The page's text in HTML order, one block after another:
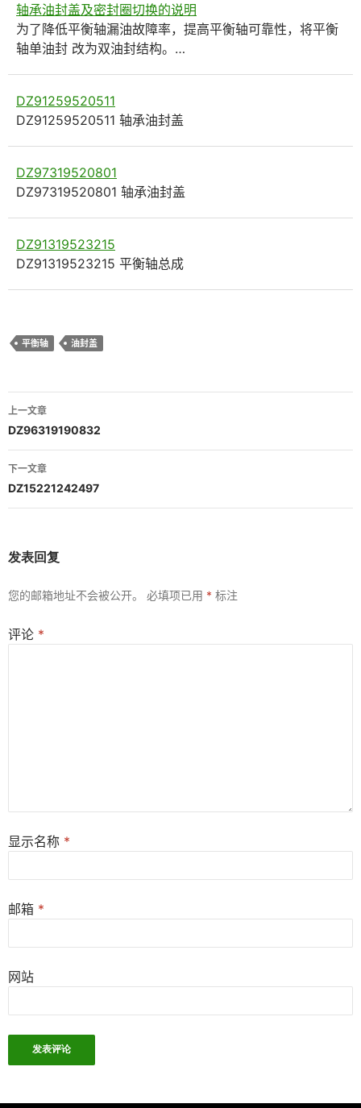
轴承油封盖及密封圈切换的说明
为了降低平衡轴漏油故障率，提高平衡轴可靠性，将平衡
轴单油封 改为双油封结构。…
DZ91259520511
DZ91259520511 轴承油封盖
DZ97319520801
DZ97319520801 轴承油封盖
DZ91319523215
DZ91319523215 平衡轴总成
平衡轴 油封盖
文
章
导
航
上一文章
DZ96319190832
下一文章
DZ15221242497
发表回复
您的邮箱地址不会被公开。 必填项已用 * 标注
评论 *
显示名称 *
邮箱 *
网站